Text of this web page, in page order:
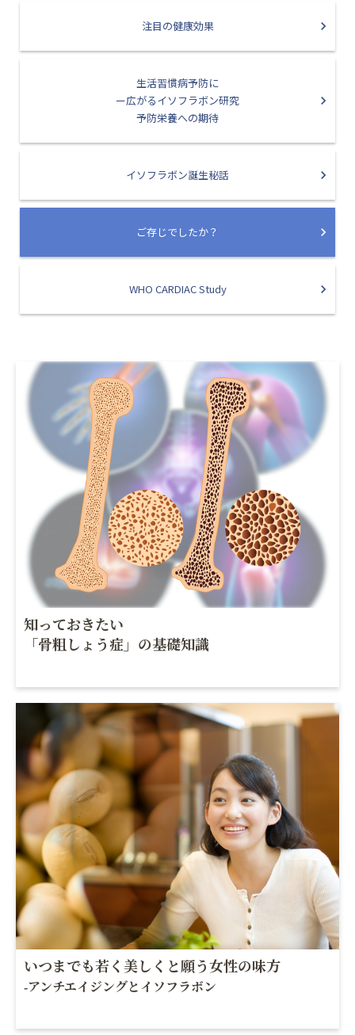
注目の健康効果
生活習慣病予防に
ー広がるイソフラボン研究
予防栄養への期待
イソフラボン誕生秘話
ご存じでしたか？
WHO CARDIAC Study
知っておきたい
「骨粗しょう症」の基礎知識
いつまでも若く美しくと願う女性の味方
-アンチエイジングとイソフラボン